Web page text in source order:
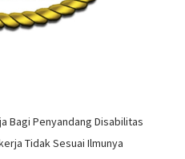
Bagi Penyandang Disabilitas
Tidak Sesuai Ilmunya